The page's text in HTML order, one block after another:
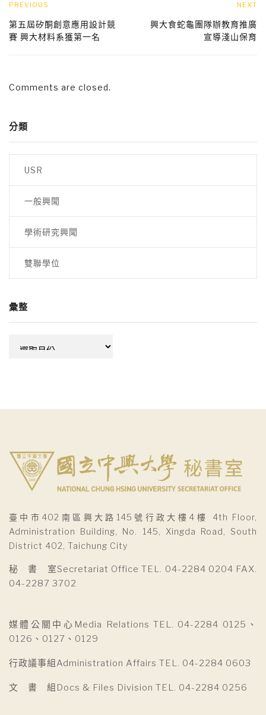
PREVIOUS
第五屆矽酮創意應用設計競
賽 興大材料系獲第一名
NEXT
興大食蛇龜團隊辦教育推廣
宣導淺山保育
Comments are closed.
分類
USR
一般興聞
學術研究興聞
雙聯學位
彙整
臺中市402南區興大路145號行政大樓4樓 4th Floor,
Administration Building, No. 145, Xingda Road, South
District 402, Taichung City
秘 書 室Secretariat Office TEL. 04-2284 0204 FAX.
04-2287 3702
媒體公關中心Media Relations TEL. 04-2284 0125、
0126、0127、0129
行政議事組Administration Affairs TEL. 04-2284 0603
文 書 組Docs & Files Division TEL. 04-2284 0256